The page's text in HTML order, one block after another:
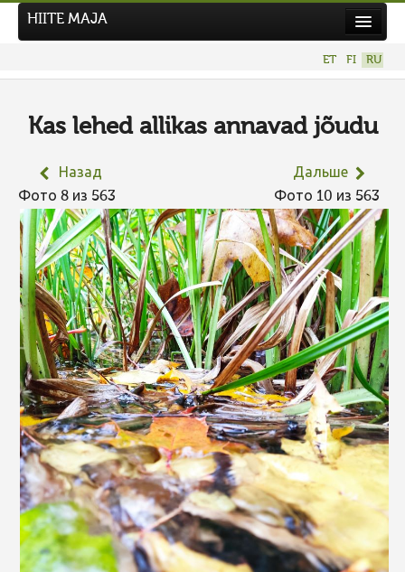
НОВЫЙ ФОТОКОНКУРС
ПРЕДЫДУЩИЕ КОНКУРСЫ
HIITE MAJA
ET FI RU
Kas lehed allikas annavad jõudu
Назад
Фото 8 из 563
Дальше
Фото 10 из 563